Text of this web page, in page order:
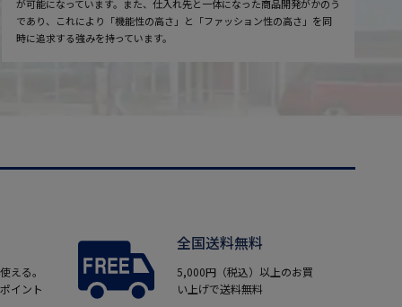
が可能になっています。また、仕入れ先と一体になった商品開発がかのう
であり、これにより「機能性の高さ」と「ファッション性の高さ」を同
時に追求する強みを持っています。
える。
イント
全国送料無料
5,000円（税込）以上のお買
い上げで送料無料